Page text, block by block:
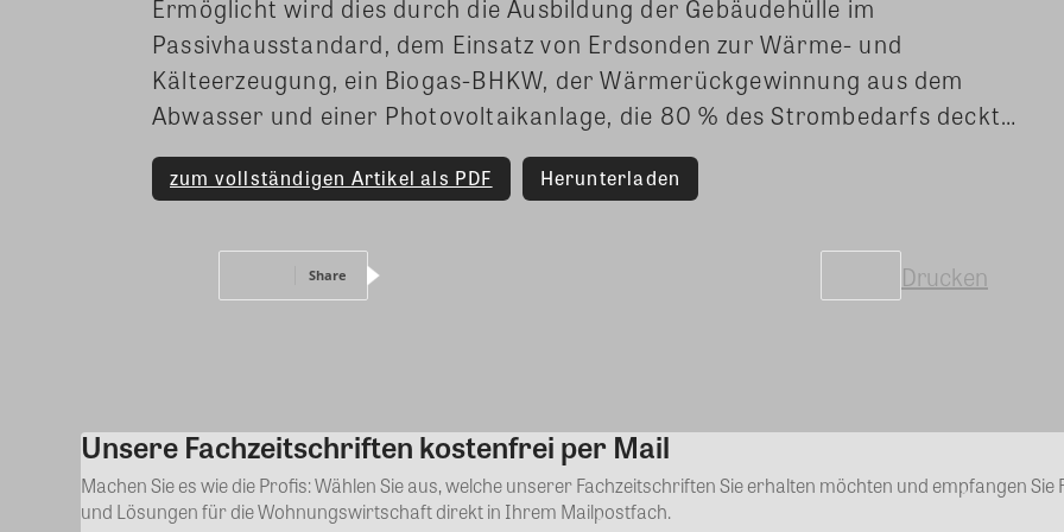
Ermöglicht wird dies durch die Ausbildung der Gebäudehülle im
Passivhausstandard, dem Einsatz von Erdsonden zur Wärme- und
Kälteerzeugung, ein Biogas-BHKW, der Wärmerückgewinnung aus dem
Abwasser und einer Photovoltaikanlage, die 80 % des Strombedarfs deckt…
zum vollständigen Artikel als PDF Herunterladen
Share Drucken
Kommentar
Unsere Fachzeitschriften kostenfrei per Mail
Machen Sie es wie die Profis: Wählen Sie aus, welche unserer Fachzeitschriften Sie erhalten möchten und empfangen Sie
und Lösungen für die Wohnungswirtschaft direkt in Ihrem Mailpostfach.